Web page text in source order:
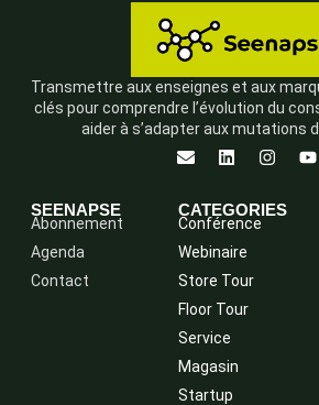
Transmettre aux enseignes et aux
clés pour comprendre l’évolution du
aider à s’adapter aux mutations
SEENAPSE
Abonnement
Agenda
Contact
CATEGORIES
Conférence
Webinaire
Store Tour
Floor Tour
Service
Magasin
Startup